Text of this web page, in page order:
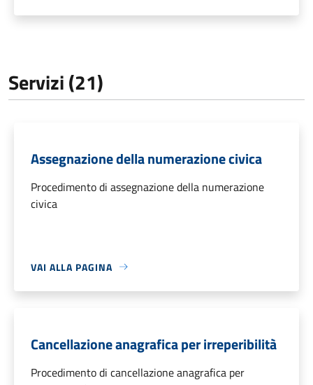
Servizi (21)
Assegnazione della numerazione civica
Procedimento di assegnazione della numerazione
civica
VAI ALLA PAGINA
Cancellazione anagrafica per irreperibilità
Procedimento di cancellazione anagrafica per